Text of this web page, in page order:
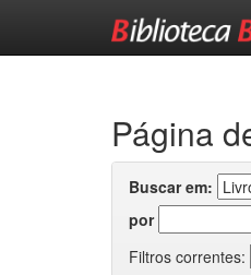
Página
Buscar em:
por
Filtros correntes: